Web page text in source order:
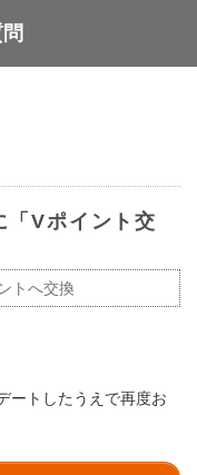
Vポイント交
トへ交換
ートしたうえで再度お